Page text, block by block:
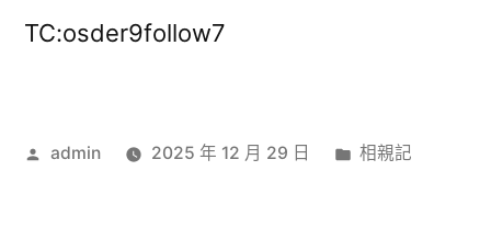
TC:osder9follow7
作
admin 2025 年 12 月 29 日
分
相親記